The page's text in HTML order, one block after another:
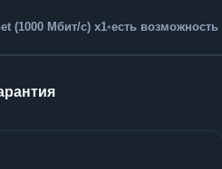
(1000 Мбит/с) x1•есть